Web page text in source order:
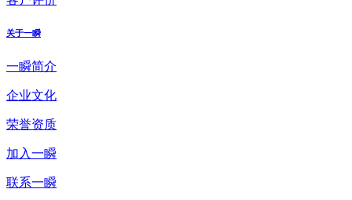
关于一瞬
一瞬简介
企业文化
荣誉资质
加入一瞬
联系一瞬